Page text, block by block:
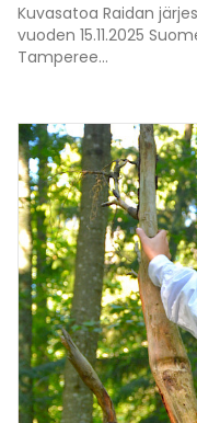
Kuvasatoa Raidan
vuoden 15.11.2025
Tamperee...